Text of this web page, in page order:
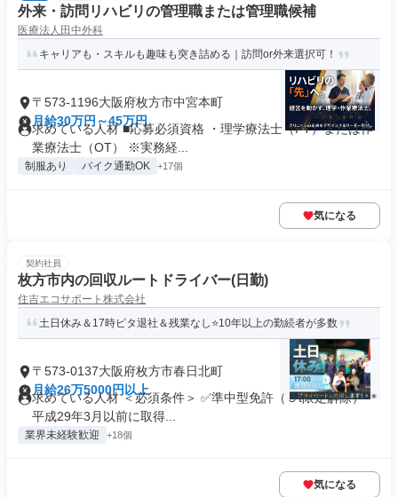
外来・訪問リハビリの管理職または管理職候補
医療法人田中外科
キャリアも・スキルも趣味も突き詰める｜訪問or外来選択可！
〒573-1196大阪府枚方市中宮本町
月給30万円～45万円
求めている人材 ■応募必須資格 ・理学療法士（PT）または作
業療法士（OT） ※実務経...
制服あり バイク通勤OK +17個
気になる
契約社員
枚方市内の回収ルートドライバー(日勤)
住吉エコサポート株式会社
土日休み＆17時ピタ退社＆残業なし⭐10年以上の勤続者が多数
〒573-0137大阪府枚方市春日北町
月給26万5000円以上
求めている人材 ＜必須条件＞ ✅準中型免許（５t限定解除） ＊
平成29年3月以前に取得...
業界未経験歓迎 +18個
気になる